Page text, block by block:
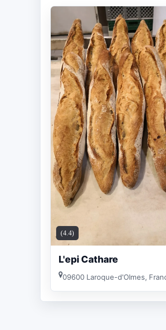
(4.4)
L'epi Cathare
09600 Laroque-d'Olmes,